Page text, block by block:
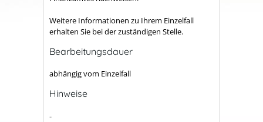
Weitere Informationen zu Ihrem Einzelfall
erhalten Sie bei der zuständigen Stelle.
Bearbeitungsdauer
abhängig vom Einzelfall
Hinweise
-